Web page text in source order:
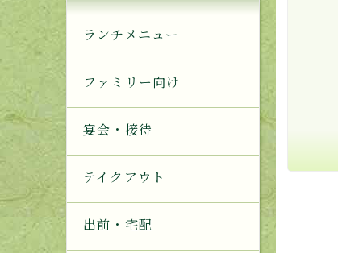
ランチメニュー
ファミリー向け
宴会・接待
テイクアウト
出前・宅配